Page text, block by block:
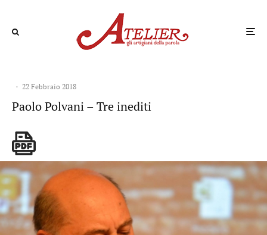
· 22 Febbraio 2018
Paolo Polvani – Tre inediti